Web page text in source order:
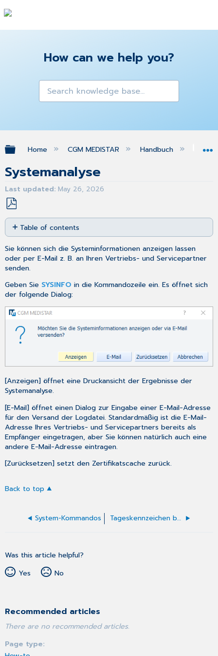
How can we help you?
Expand/collapse global hierarchy
Home CGM MEDISTAR Handbuch
Systemanalyse
Last updated May 26, 2026
Save
as
PDF
Table of contents
No
headers
Sie können sich die Systeminformationen anzeigen lassen
oder per E-Mail z. B. an Ihren Vertriebs- und Servicepartner
senden.
Geben Sie SYSINFO in dieKommandozeile ein. Es öffnet sich
der folgende Dialog:
[Anzeigen] öffnet eine Druckansicht der Ergebnisse der
Systemanalyse.
[E-Mail] öffnet einen Dialog zur Eingabe einer E-Mail-Adresse
für den Versand der Logdatei. Standardmäßig ist die E-Mail-
Adresse Ihres Vertriebs- und Servicepartners bereits als
Empfänger eingetragen, aber Sie können natürlich auch eine
andere E-Mail-Adresse eintragen.
[Zurücksetzen] setzt den Zertifikatscache zurück.
Back to top
System-Kommandos Tageskennzeichen bearbeiten
Was this article helpful?
Yes
No
Recommended articles
There are no recommended articles.
Page type